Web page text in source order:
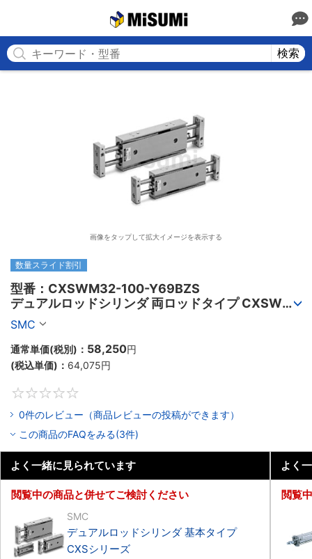
検索
画像をタップして拡大イメージを表示する
数量スライド割引
型番：CXSWM32-100-Y69BZS
デュアルロッドシリンダ 両ロッドタイプ CXSWシ
リーズ
SMC
通常単価(税別)： 58,250円
(税込単価)： 64,075円
0件のレビュー（商品レビューの投稿ができます）
この商品のFAQをみる(3件)
よく一緒に見られています
閲覧中の商品と併せてご検討ください
SMC
デュアルロッドシリンダ 基本タイプ
CXSシリーズ
よく
閲覧